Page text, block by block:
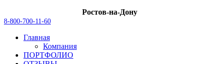
Ростов-на-Дону
8-800-700-11-60
Главная
Компания
ПОРТФОЛИО